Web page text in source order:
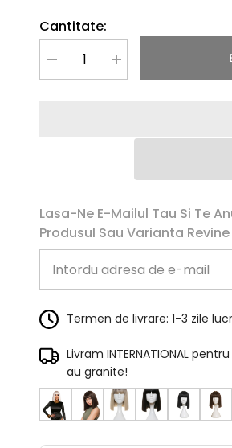
Cantitate:
Redu
cantitatea
Mareste
cantitatea
Lasa-Ne E-Mailul Tau Si Te
Produsul Sau Varianta
Termen de livrare: 1-3 zile
Livram INTERNATIONAL
au granite!